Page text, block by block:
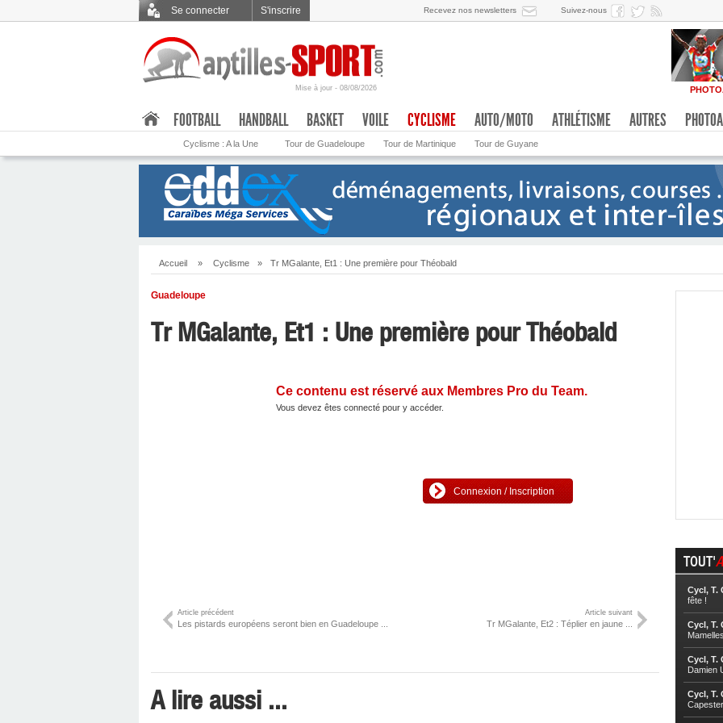
Se connecter S'inscrire Recevez nos newsletters Suivez-nous
Mise à jour - 08/08/2026
FOOTBALL HANDBALL BASKET VOILE CYCLISME
Cyclisme : A la Une Tour de Guadeloupe Tour de Martinique Tour de Guyane
AUTO/MOTO ATHLÉTISME AUTRES
Accueil » Cyclisme » Tr MGalante, Et1 : Une première pour Théobald
Guadeloupe
Tr MGalante, Et1 : Une première pour Théobald
Ce contenu est réservé aux Membres Pro du Team.
Vous devez êtes connecté pour y accéder.
Connexion / Inscription
Article précédent
Les pistards européens seront bien en Guadeloupe ...
Article suivant
Tr MGalante, Et2 : Téplier en jaune ...
A lire aussi ...
TOUT'
Cycl, T.
fête !
Cycl, T.
Mamelles
Cycl, T.
Damien
Cycl, T.